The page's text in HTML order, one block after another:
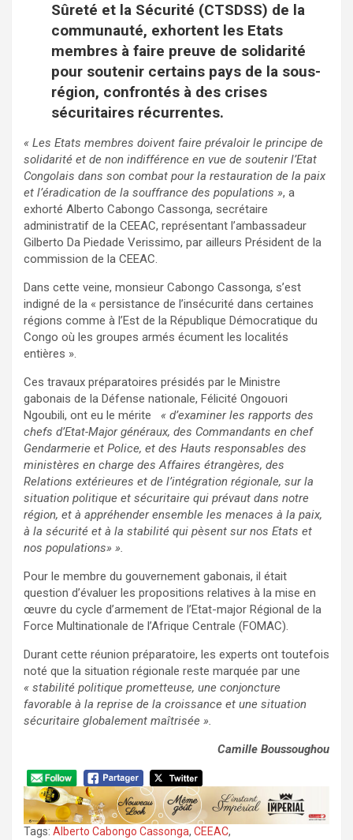
Sûreté et la Sécurité (CTSDSS) de la
communauté, exhortent les Etats
membres à faire preuve de solidarité
pour soutenir certains pays de la sous-
région, confrontés à des crises
sécuritaires récurrentes.
« Les Etats membres doivent faire prévaloir le principe de
solidarité et de non indifférence en vue de soutenir l’Etat
Congolais dans son combat pour la restauration de la paix
et l’éradication de la souffrance des populations », a
exhorté Alberto Cabongo Cassonga, secrétaire
administratif de la CEEAC, représentant l’ambassadeur
Gilberto Da Piedade Verissimo, par ailleurs Président de la
commission de la CEEAC.
Dans cette veine, monsieur Cabongo Cassonga, s’est
indigné de la « persistance de l’insécurité dans certaines
régions comme à l’Est de la République Démocratique du
Congo où les groupes armés écument les localités
entières ».
Ces travaux préparatoires présidés par le Ministre
gabonais de la Défense nationale, Félicité Ongouori
Ngoubili, ont eu le mérite « d’examiner les rapports des
chefs d’Etat-Major généraux, des Commandants en chef
Gendarmerie et Police, et des Hauts responsables des
ministères en charge des Affaires étrangères, des
Relations extérieures et de l’intégration régionale, sur la
situation politique et sécuritaire qui prévaut dans notre
région, et à appréhender ensemble les menaces à la paix,
à la sécurité et à la stabilité qui pèsent sur nos Etats et
nos populations» ».
Pour le membre du gouvernement gabonais, il était
question d’évaluer les propositions relatives à la mise en
œuvre du cycle d’armement de l’Etat-major Régional de la
Force Multinationale de l’Afrique Centrale (FOMAC).
Durant cette réunion préparatoire, les experts ont toutefois
noté que la situation régionale reste marquée par une
« stabilité politique prometteuse, une conjoncture
favorable à la reprise de la croissance et une situation
sécuritaire globalement maîtrisée ».
Camille Boussoughou
Tags: Alberto Cabongo Cassonga, CEEAC,